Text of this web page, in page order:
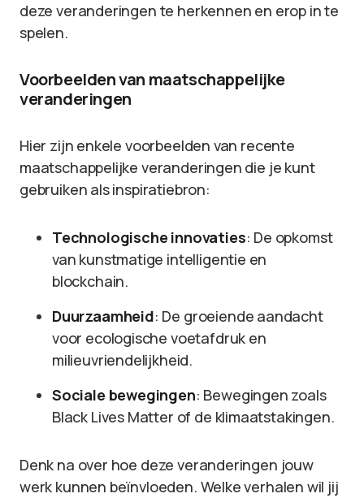
deze veranderingen te herkennen en erop in te
spelen.
Voorbeelden van maatschappelijke
veranderingen
Hier zijn enkele voorbeelden van recente
maatschappelijke veranderingen die je kunt
gebruiken als inspiratiebron:
Technologische innovaties: De opkomst
van kunstmatige intelligentie en
blockchain.
Duurzaamheid: De groeiende aandacht
voor ecologische voetafdruk en
milieuvriendelijkheid.
Sociale bewegingen: Bewegingen zoals
Black Lives Matter of de klimaatstakingen.
Denk na over hoe deze veranderingen jouw
werk kunnen beïnvloeden. Welke verhalen wil jij